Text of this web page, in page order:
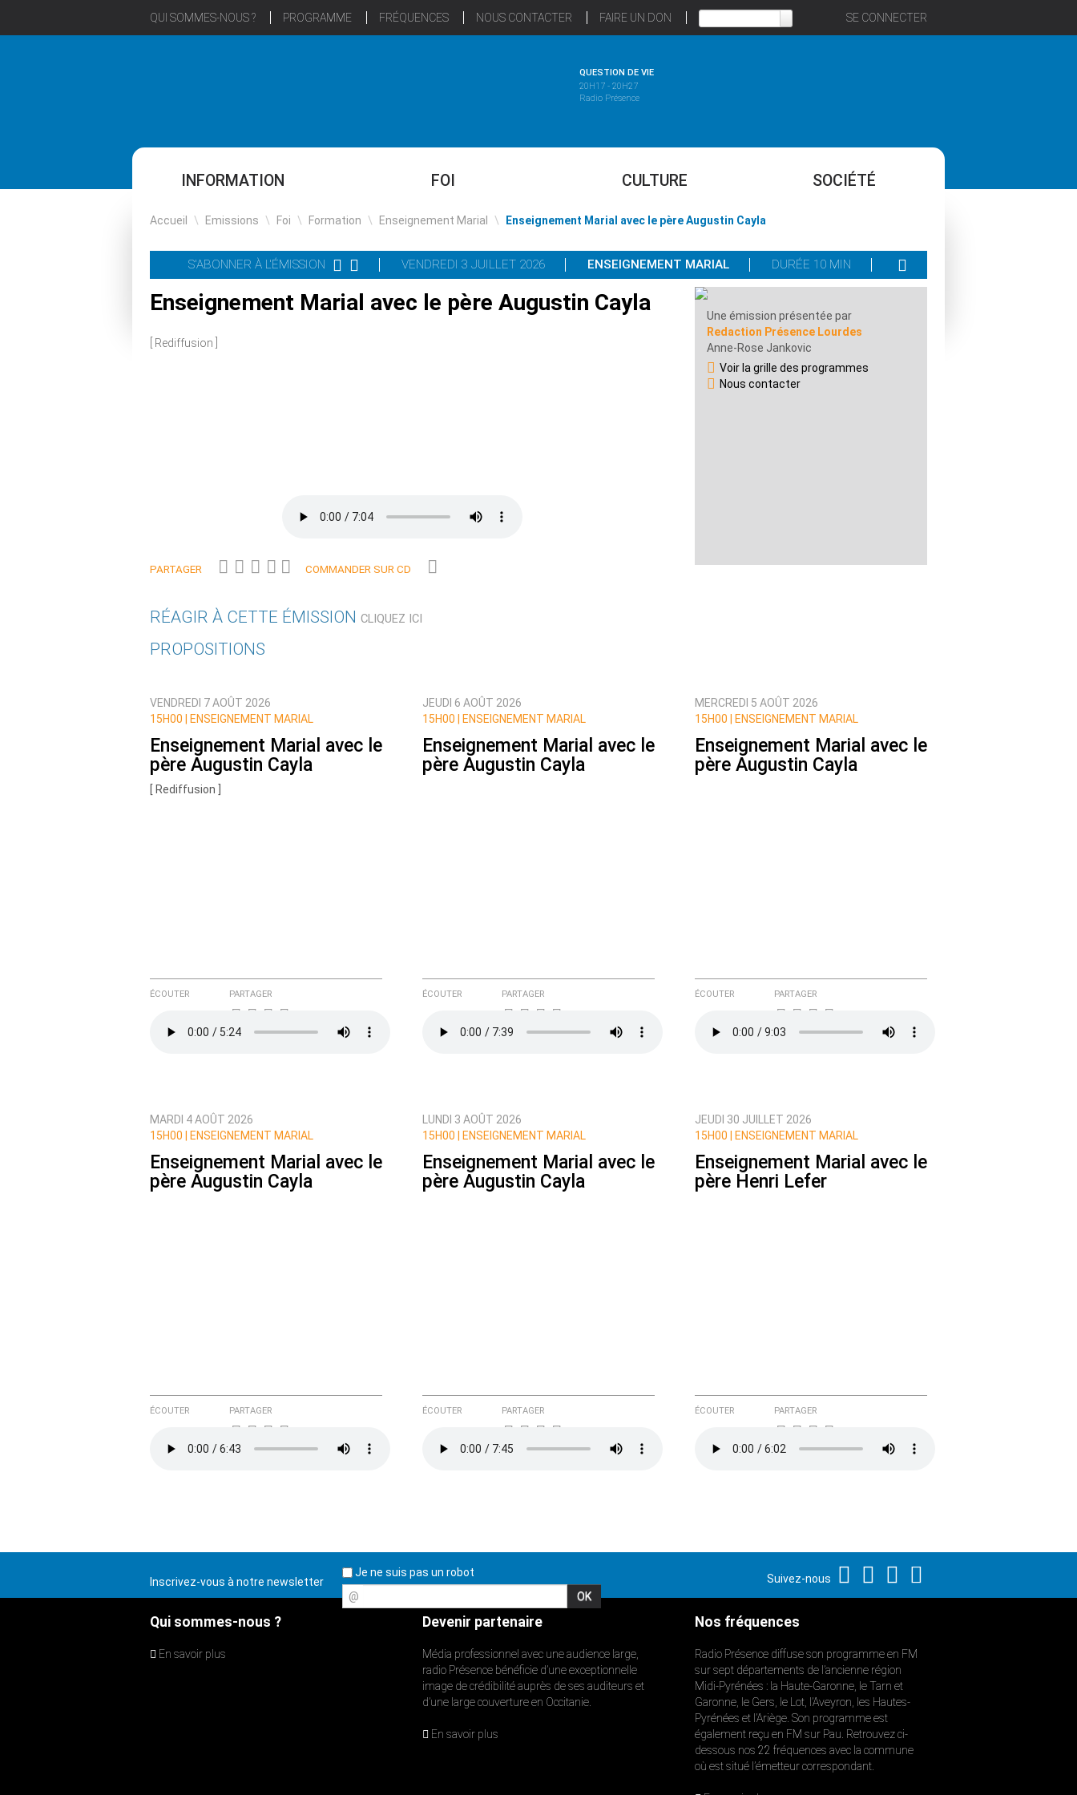
QUI SOMMES-NOUS ? PROGRAMME FRÉQUENCES NOUS CONTACTER FAIRE UN DON SE CONNECTER
QUESTION DE VIE
20H17 - 20H27
Radio Présence
INFORMATION FOI CULTURE SOCIÉTÉ
Accueil \ Emissions \ Foi \ Formation \ Enseignement Marial \ Enseignement Marial avec le père Augustin Cayla
S'ABONNER À L'ÉMISSION VENDREDI 3 JUILLET 2026 ENSEIGNEMENT MARIAL DURÉE 10 MIN
Enseignement Marial avec le père Augustin Cayla
[ Rediffusion ]
PARTAGER COMMANDER SUR CD
Une émission présentée par
Redaction Présence Lourdes
Anne-Rose Jankovic
Voir la grille des programmes
Nous contacter
RÉAGIR À CETTE ÉMISSION CLIQUEZ ICI
Nom
Courriel (non publié)
Prévenez-moi de tous les nouveaux commentaires de cette discussion par email
PROPOSITIONS
VENDREDI 7 AOÛT 2026
15H00 |
ENSEIGNEMENT MARIAL
Enseignement Marial avec le
père Augustin Cayla
[ Rediffusion ]
ÉCOUTER PARTAGER
JEUDI 6 AOÛT 2026
15H00 |
ENSEIGNEMENT MARIAL
Enseignement Marial avec le
père Augustin Cayla
ÉCOUTER PARTAGER
MERCREDI 5 AOÛT 2026
15H00 |
ENSEIGNEMENT MARIAL
Enseignement Marial avec le
père Augustin Cayla
ÉCOUTER PARTAGER
MARDI 4 AOÛT 2026
15H00 |
ENSEIGNEMENT MARIAL
Enseignement Marial avec le
père Augustin Cayla
ÉCOUTER PARTAGER
LUNDI 3 AOÛT 2026
15H00 |
ENSEIGNEMENT MARIAL
Enseignement Marial avec le
père Augustin Cayla
ÉCOUTER PARTAGER
JEUDI 30 JUILLET 2026
15H00 |
ENSEIGNEMENT MARIAL
Enseignement Marial avec le
père Henri Lefer
ÉCOUTER PARTAGER
Inscrivez-vous à notre newsletter
Je ne suis pas un robot
@
Suivez-nous
Qui sommes-nous ?
En savoir plus
Devenir partenaire
Média professionnel avec une audience large,
radio Présence bénéficie d’une exceptionnelle
image de crédibilité auprès de ses auditeurs et
d’une large couverture en Occitanie.
En savoir plus
Nos fréquences
Radio Présence diffuse son programme en FM
sur sept départements de l’ancienne région
Midi-Pyrénées : la Haute-Garonne, le Tarn et
Garonne, le Gers, le Lot, l’Aveyron, les Hautes-
Pyrénées et l’Ariège. Son programme est
également reçu en FM sur Pau. Retrouvez ci-
dessous nos 22 fréquences avec la commune
où est situé l’émetteur correspondant.